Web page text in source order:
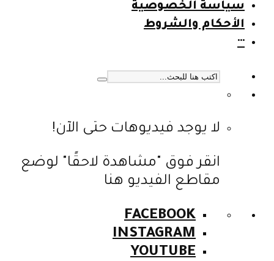
سياسة الخصوصية
الأحكام والشروط
···
لا يوجد فيديوهات حتى الآن!
انقر فوق "مشاهدة لاحقًا" لوضع
مقاطع الفيديو هنا
FACEBOOK
INSTAGRAM
YOUTUBE